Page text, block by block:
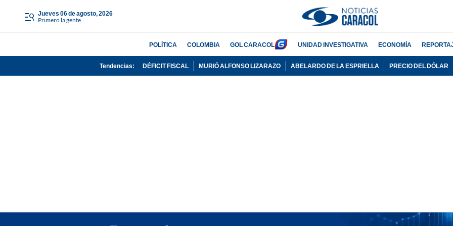
jueves 06 de agosto, 2026
Primero la gente
POLÍTICA COLOMBIA GOL CARACOL UNIDAD INVESTIGATIVA ECONOMÍA
Tendencias: DÉFICIT FISCAL MURIÓ ALFONSO LIZARAZO ABELARDO DE LA ESPRIELLA PRECIO DEL DÓLAR